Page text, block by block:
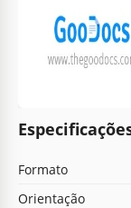
Formato
Orientação